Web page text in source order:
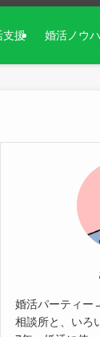
支援 婚活ノウ
婚活パーティ
相談所と、いろ